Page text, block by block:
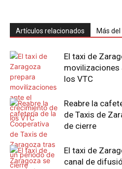
Artículos relacionados Más
El taxi de
movilizaciones
los VTC
Reabre la
de Taxis de
de cierre
El taxi de
canal de